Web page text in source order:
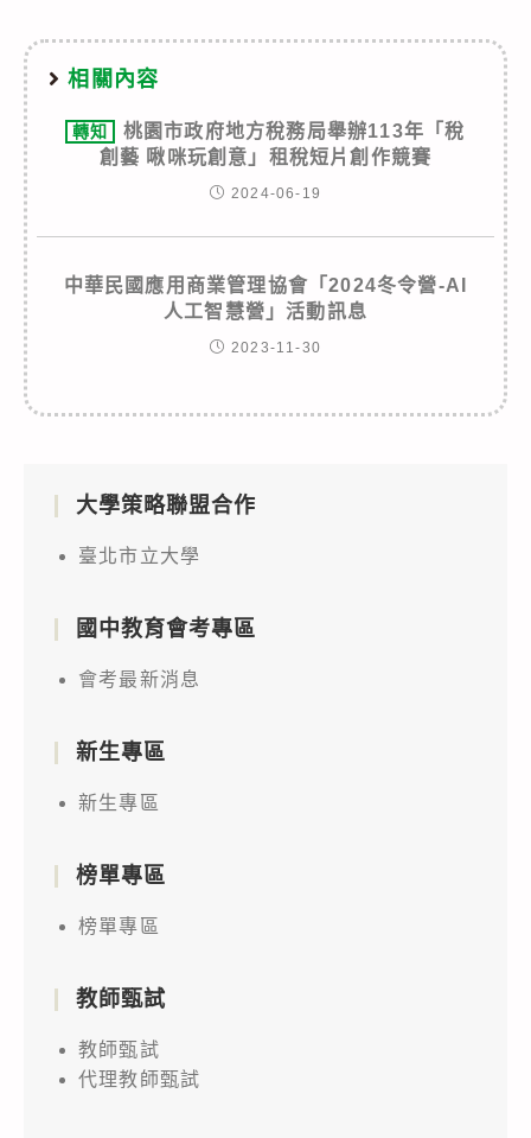
相關內容
轉知
桃園市政府地方稅務局舉辦113年「稅
創藝 啾咪玩創意」租稅短片創作競賽
2024-06-19
中華民國應用商業管理協會「2024冬令營-AI
人工智慧營」活動訊息
2023-11-30
大學策略聯盟合作
臺北市立大學
國中教育會考專區
會考最新消息
新生專區
新生專區
榜單專區
榜單專區
教師甄試
教師甄試
代理教師甄試